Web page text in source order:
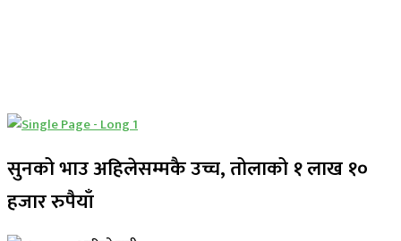
सुनको भाउ अहिलेसम्मकै उच्च, तोलाको १ लाख १०
हजार रुपैयाँ